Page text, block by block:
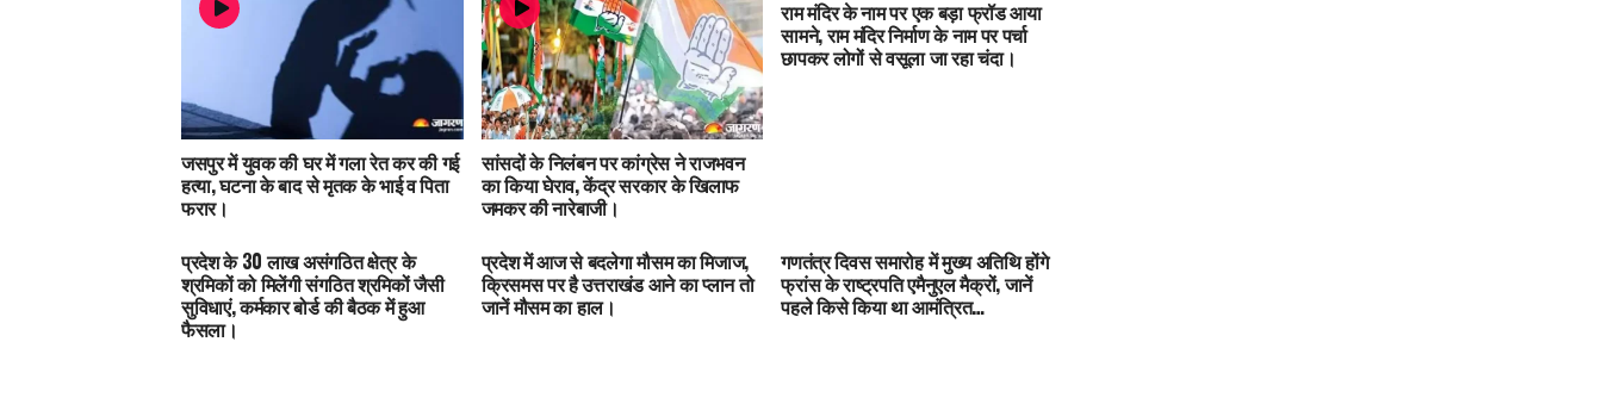
जसपुर में युवक की घर में गला रेत कर की गई
हत्या, घटना के बाद से मृतक के भाई व पिता
फरार।
सांसदों के निलंबन पर कांग्रेस ने राजभवन
का किया घेराव, केंद्र सरकार के खिलाफ
जमकर की नारेबाजी।
राम मंदिर के नाम पर एक बड़ा फ्रॉड आया
सामने, राम मंदिर निर्माण के नाम पर पर्चा
छापकर लोगों से वसूला जा रहा चंदा।
प्रदेश के 30 लाख असंगठित क्षेत्र के
श्रमिकों को मिलेंगी संगठित श्रमिकों जैसी
सुविधाएं, कर्मकार बोर्ड की बैठक में हुआ
फैसला।
प्रदेश में आज से बदलेगा मौसम का मिजाज,
क्रिसमस पर है उत्तराखंड आने का प्लान तो
जानें मौसम का हाल।
गणतंत्र दिवस समारोह में मुख्य अतिथि होंगे
फ्रांस के राष्ट्रपति एमैनुएल मैक्रों, जानें
पहले किसे किया था आमंत्रित…